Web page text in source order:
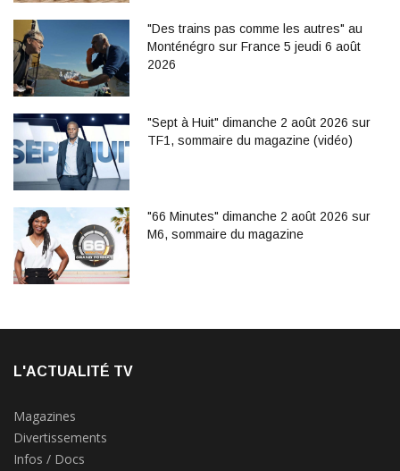
"Des trains pas comme les autres" au
Monténégro sur France 5 jeudi 6 août
2026
"Sept à Huit" dimanche 2 août 2026 sur
TF1, sommaire du magazine (vidéo)
"66 Minutes" dimanche 2 août 2026 sur
M6, sommaire du magazine
L'ACTUALITÉ TV
Magazines
Divertissements
Infos / Docs